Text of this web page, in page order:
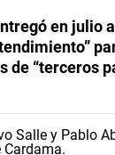
en julio
de “terceros